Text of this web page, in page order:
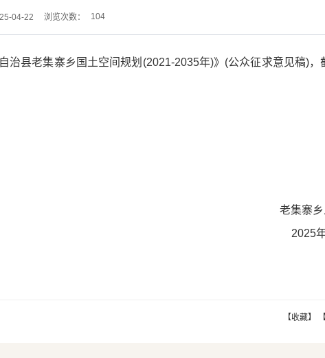
04-22 浏览次数： 104
县老集寨乡国土空间规划(2021-2035年)》(公众征求意见稿)，
老集寨
2025
【收藏】